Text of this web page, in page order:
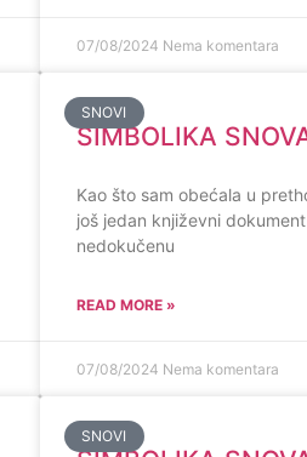
07/08/2024 Nema komentara
SNOVI
SIMBOLIKA
Kao što sam obećala u
još jedan književni
nedokučenu
READ MORE »
07/08/2024 Nema komentara
SNOVI